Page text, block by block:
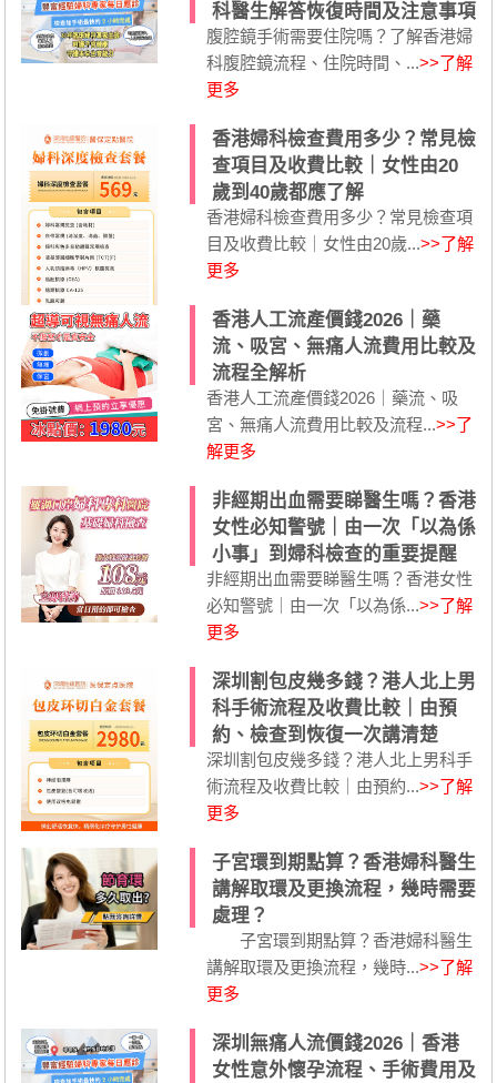
科醫生解答恢復時間及注意事項
腹腔鏡手術需要住院嗎？了解香港婦
科腹腔鏡流程、住院時間、...>>了解
更多
香港婦科檢查費用多少？常見檢
查項目及收費比較｜女性由20
歲到40歲都應了解
香港婦科檢查費用多少？常見檢查項
目及收費比較｜女性由20歲...>>了解
更多
香港人工流產價錢2026｜藥
流、吸宮、無痛人流費用比較及
流程全解析
香港人工流產價錢2026｜藥流、吸
宮、無痛人流費用比較及流程...>>了
解更多
非經期出血需要睇醫生嗎？香港
女性必知警號｜由一次「以為係
小事」到婦科檢查的重要提醒
非經期出血需要睇醫生嗎？香港女性
必知警號｜由一次「以為係...>>了解
更多
深圳割包皮幾多錢？港人北上男
科手術流程及收費比較｜由預
約、檢查到恢復一次講清楚
深圳割包皮幾多錢？港人北上男科手
術流程及收費比較｜由預約...>>了解
更多
子宮環到期點算？香港婦科醫生
講解取環及更換流程，幾時需要
處理？
子宮環到期點算？香港婦科醫生
講解取環及更換流程，幾時...>>了解
更多
深圳無痛人流價錢2026｜香港
女性意外懷孕流程、手術費用及